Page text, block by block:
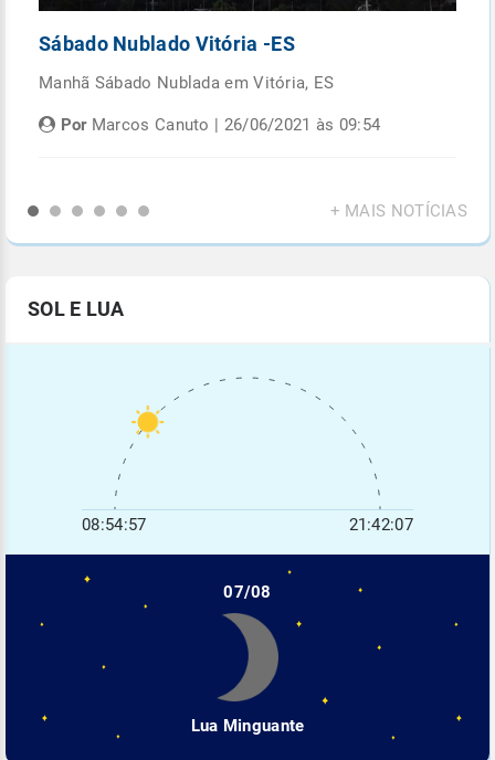
Sábado Nublado Vitória -ES
Manhã Sábado Nublada em Vitória, ES
PorMarcos Canuto | 26/06/2021 às 09:54
+ MAIS NOTÍCIAS
SOL E LUA
08:54:57 21:42:07
07/08
Lua Minguante